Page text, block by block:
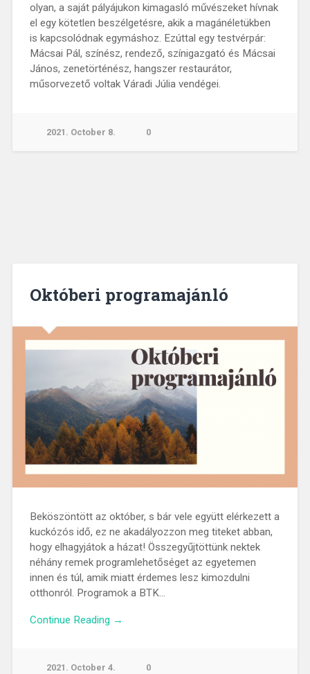
olyan, a saját pályájukon kimagasló művészeket hívnak
el egy kötetlen beszélgetésre, akik a magánéletükben
is kapcsolódnak egymáshoz. Ezúttal egy testvérpár:
Mácsai Pál, színész, rendező, színigazgató és Mácsai
János, zenetörténész, hangszer restaurátor,
műsorvezető voltak Váradi Júlia vendégei.
2021. October 8. 0
Októberi programajánló
Beköszöntött az október, s bár vele együtt elérkezett a
kuckózós idő, ez ne akadályozzon meg titeket abban,
hogy elhagyjátok a házat! Összegyűjtöttünk nektek
néhány remek programlehetőséget az egyetemen
innen és túl, amik miatt érdemes lesz kimozdulni
otthonról. Programok a BTK…
Continue Reading →
2021. October 4. 0